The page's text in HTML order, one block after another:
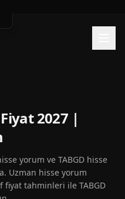
2027 |
yorum ve TABGD hisse
Uzman hisse yorum
tahminleri ile TABGD